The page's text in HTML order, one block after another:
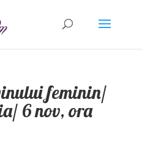
feminin/
6 nov, ora